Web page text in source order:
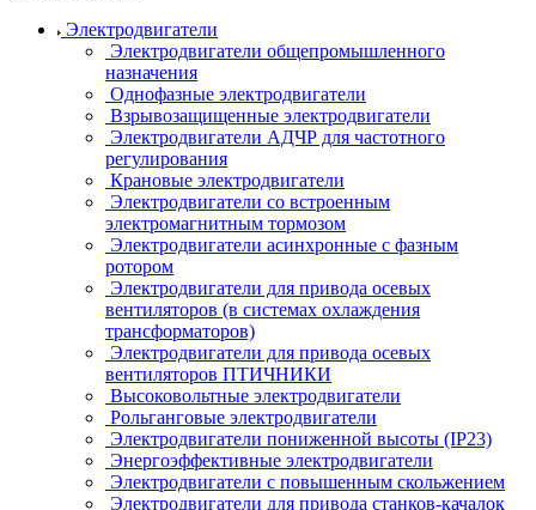
Электродвигатели
Электродвигатели общепромышленного
назначения
Однофазные электродвигатели
Взрывозащищенные электродвигатели
Электродвигатели АДЧР для частотного
регулирования
Крановые электродвигатели
Электродвигатели со встроенным
электромагнитным тормозом
Электродвигатели асинхронные с фазным
ротором
Электродвигатели для привода осевых
вентиляторов (в системах охлаждения
трансформаторов)
Электродвигатели для привода осевых
вентиляторов ПТИЧНИКИ
Высоковольтные электродвигатели
Рольганговые электродвигатели
Электродвигатели пониженной высоты (IP23)
Энергоэффективные электродвигатели
Электродвигатели с повышенным скольжением
Электродвигатели для привода станков-качалок